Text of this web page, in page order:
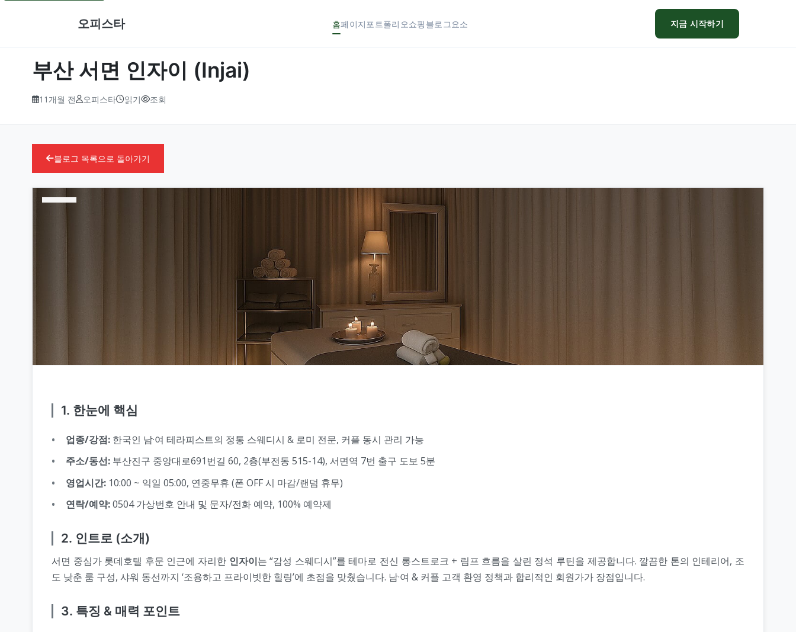
오피스타 홈페이지 포트폴리오쇼핑 블로그 요소 지금 시작하기
부산 서면 인자이 (Injai)
11개월 전 오피스타 읽기 조회
블로그 목록으로 돌아가기
1. 한눈에 핵심
업종/강점: 한국인 남·여 테라피스트의 정통 스웨디시 & 로미 전문, 커플 동시 관리 가능
주소/동선: 부산진구 중앙대로691번길 60, 2층(부전동 515-14), 서면역 7번 출구 도보 5분
영업시간: 10:00 ~ 익일 05:00, 연중무휴 (폰 OFF 시 마감/랜덤 휴무)
연락/예약:0504 가상번호 안내 및 문자/전화 예약, 100% 예약제
2. 인트로 (소개)
서면 중심가 롯데호텔 후문 인근에 자리한 인자이는 “감성 스웨디시”를 테마로 전신 롱스트로크 + 림프 흐름을 살린 정석 루틴을 제공합니다. 깔끔한 톤의 인테리어, 조
도 낮춘 룸 구성, 샤워 동선까지 ‘조용하고 프라이빗한 힐링’에 초점을 맞췄습니다. 남·여 & 커플 고객 환영 정책과 합리적인 회원가가 장점입니다.
3. 특징 & 매력 포인트